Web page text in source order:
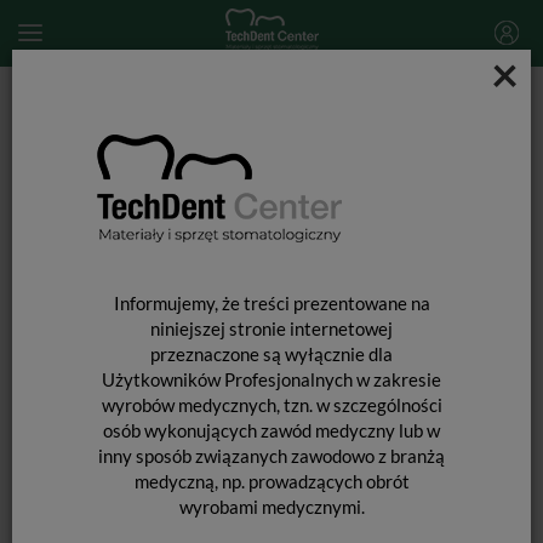
×
Informujemy, że treści prezentowane na
niniejszej stronie internetowej
przeznaczone są wyłącznie dla
Użytkowników Profesjonalnych w zakresie
wyrobów medycznych, tzn. w szczególności
osób wykonujących zawód medyczny lub w
inny sposób związanych zawodowo z branżą
medyczną, np. prowadzących obrót
wyrobami medycznymi.
WL-cid Starter Set (1× 500 ml WL-cid, 1× 300 ml WL-dry)